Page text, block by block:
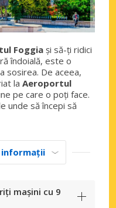
Foggia și să-ți ridici
îndoială, este o
sosirea. De aceea,
la Aeroportul
pe care o poți face.
unde să începi să
informații
mașini cu 9